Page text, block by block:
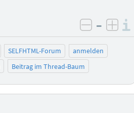
negativ
–
SELFHTML-Forum
anmelden
Beitrag im Thread-Baum